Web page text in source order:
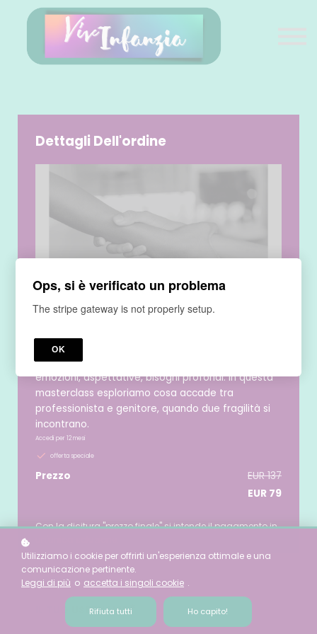
Sei professionista?
Sei genitore?
Dettagli Dell'ordine
PRODOTTO
consapevolezza e trasformazione
nella consulenza genitoriale
Una relazione di aiuto non è mai neutra: attiva
emozioni, aspettative, bisogni profondi. In questa
masterclass esploriamo cosa accade tra
professionista e genitore, quando due fragilità si
incontrano.
Accedi per 12mesi
offerta speciale
Prezzo
EUR 137
EUR 79
Con la dicitura "prezzo finale" si intende il pagamento in
registrati
IL TUO USERNAME*
Utilizziamo i cookie per offrirti un'esperienza ottimale e una
comunicazione pertinente.
Leggi di più o accetta i singoli cookie .
Rifiuta tutti Ho capito!
Ops, si è verificato un problema
The stripe gateway is not properly setup.
OK